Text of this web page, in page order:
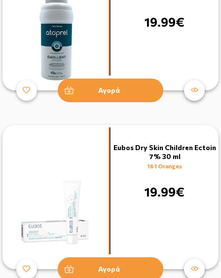
19.99€
Αγορά
Eubos Dry Skin Children Ectoin
7% 30 ml
161 Oranges
19.99€
Αγορά